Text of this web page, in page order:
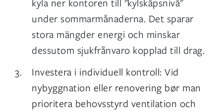
kyla ner kontoren till "kylskåpsnivå"
under sommarmånaderna. Det sparar
stora mängder energi och minskar
dessutom sjukfrånvaro kopplad till drag.
Investera i individuell kontroll: Vid
nybyggnation eller renovering bør man
prioritera behovsstyrd ventilation och